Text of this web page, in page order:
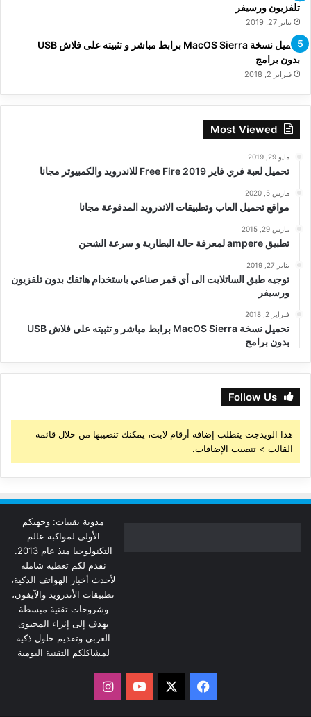
تلفزيون ورسيفر
يناير 27, 2019
تحميل نسخة MacOS Sierra برابط مباشر و تثبيته على فلاش USB
بدون برامج
فبراير 2, 2018
Most Viewed
مايو 29, 2019
تحميل لعبة فري فاير Free Fire 2019 للاندرويد والكمبيوتر مجانا
مارس 5, 2020
مواقع تحميل العاب وتطبيقات الاندرويد المدفوعة مجانا
مارس 29, 2015
تطبيق ampere لمعرفة حالة البطارية و سرعة الشحن
يناير 27, 2019
توجيه طبق الساتلايت الى أي قمر صناعي باستخدام هاتفك بدون تلفزيون
ورسيفر
فبراير 2, 2018
تحميل نسخة MacOS Sierra برابط مباشر و تثبيته على فلاش USB
بدون برامج
Follow Us
هذا الويدجت يتطلب إضافة أرقام لايت، يمكنك تنصيبها من خلال قائمة
القالب > تنصيب الإضافات.
مدونة تقنيات: وجهتكم
الأولى لمواكبة عالم
التكنولوجيا منذ عام 2013.
نقدم لكم تغطية شاملة
لأحدث أخبار الهواتف الذكية،
تطبيقات الأندرويد والآيفون،
وشروحات تقنية مبسطة
تهدف إلى إثراء المحتوى
العربي وتقديم حلول ذكية
لمشاكلكم التقنية اليومية
فيسبوك ‫YouTubeانستقرام